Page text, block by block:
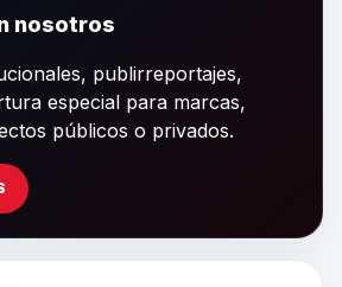
nosotros
publirreportajes,
especial para marcas,
públicos o privados.